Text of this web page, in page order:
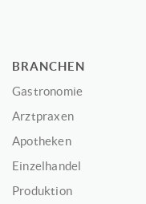
BRANCHEN
Gastronomie
Arztpraxen
Apotheken
Einzelhandel
Produktion